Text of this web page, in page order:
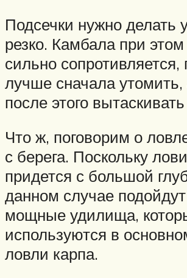
Подсечки нужно делать
резко. Камбала при
сильно сопротивляется,
лучше сначала
после этого
Что ж, поговорим о
с берега. Поскольку
придется с большой
данном случае
мощные удилища,
используются в
ловли карпа.